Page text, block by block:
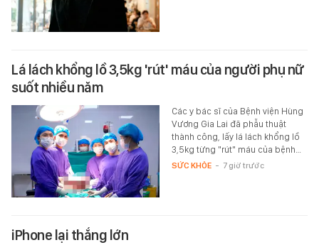
Lá lách khổng lồ 3,5kg 'rút' máu của người phụ nữ
suốt nhiều năm
Các y bác sĩ của Bệnh viện Hùng
Vương Gia Lai đã phẫu thuật
thành công, lấy lá lách khổng lồ
3,5kg từng "rút" máu của bệnh…
SỨC KHỎE - 7 giờ trước
iPhone lại thắng lớn